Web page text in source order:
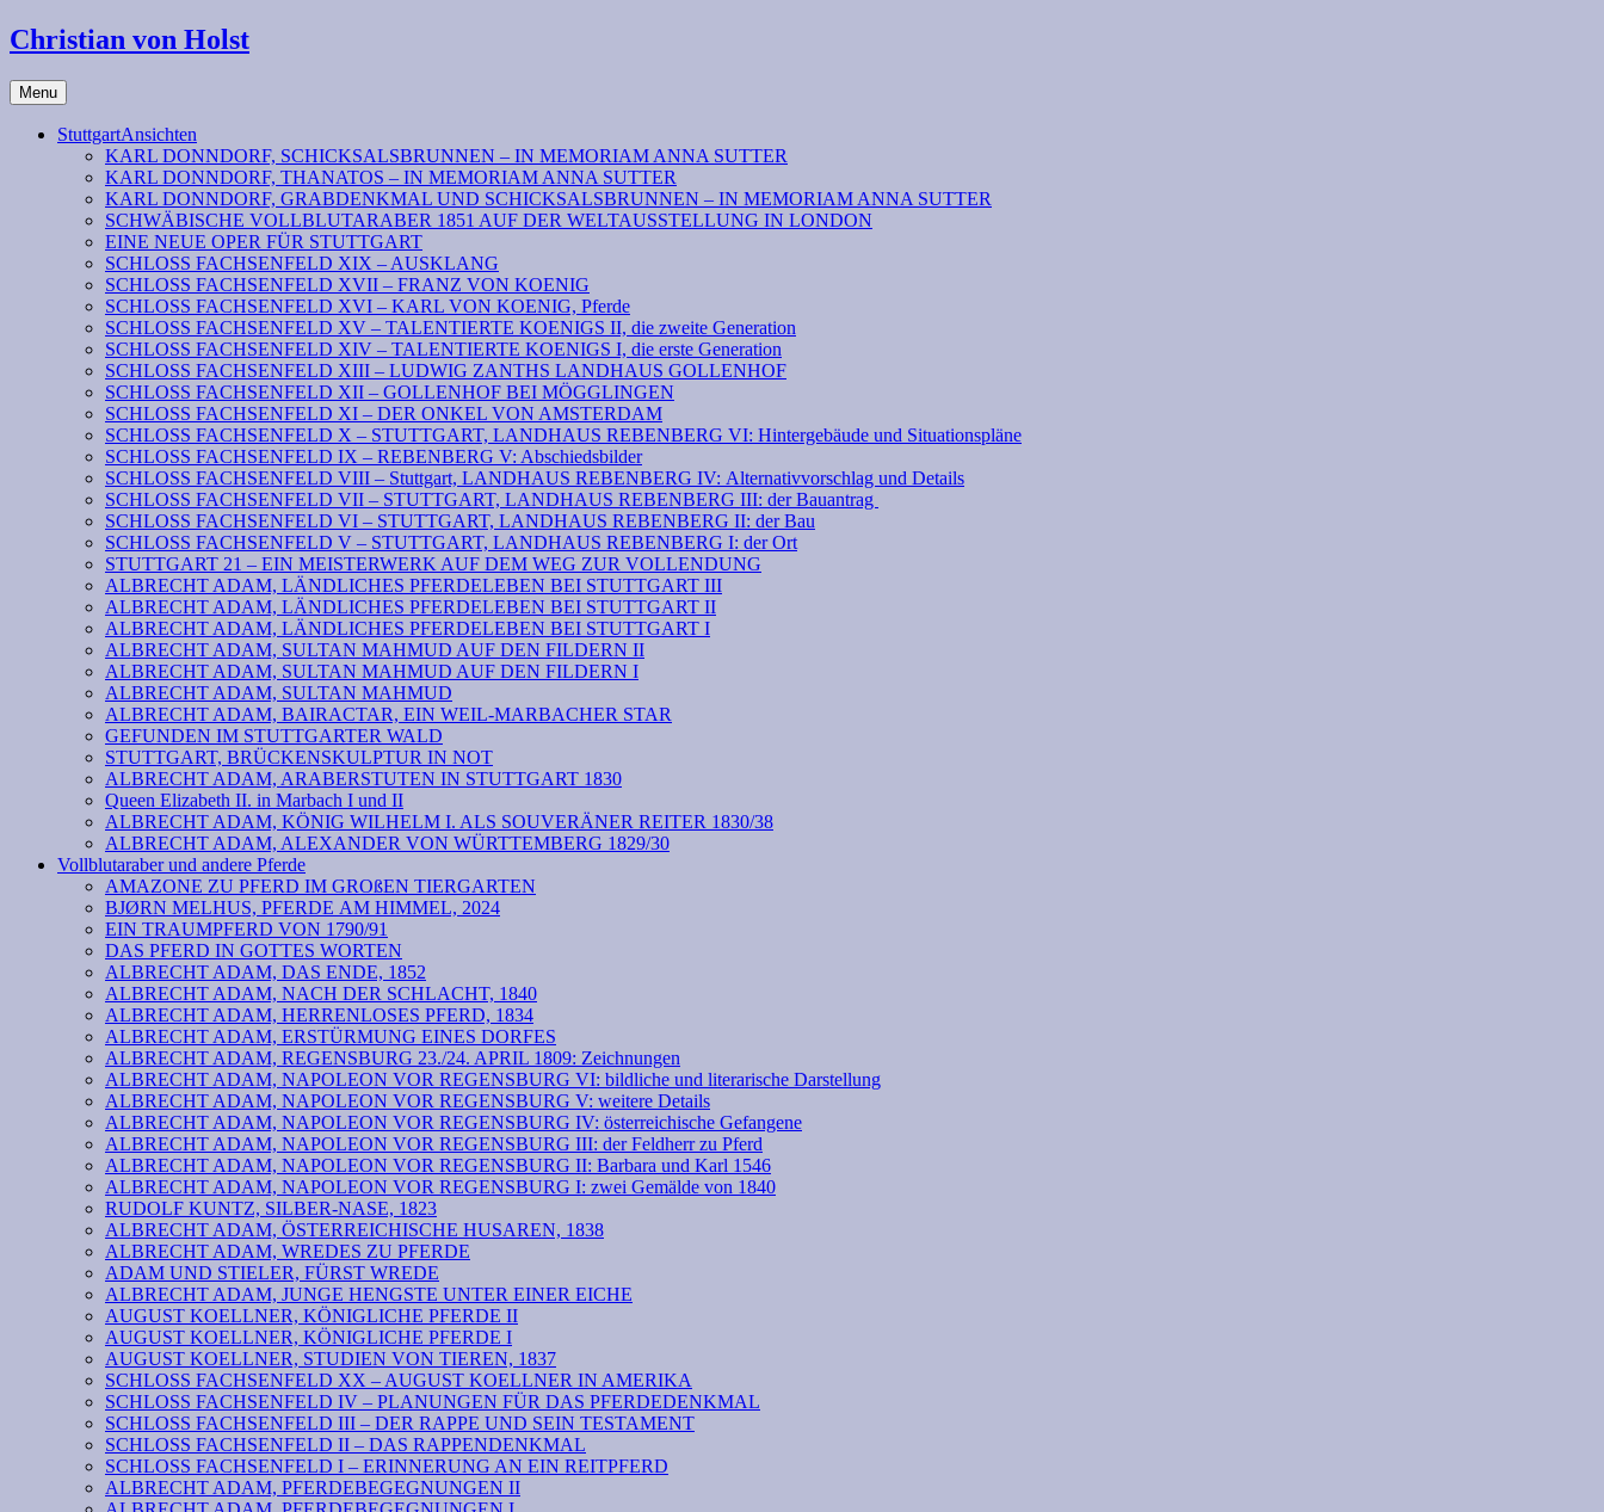
Christian von Holst
Menu
StuttgartAnsichten
KARL DONNDORF, SCHICKSALSBRUNNEN – IN MEMORIAM ANNA SUTTER
KARL DONNDORF, THANATOS – IN MEMORIAM ANNA SUTTER
KARL DONNDORF, GRABDENKMAL UND SCHICKSALSBRUNNEN – IN MEMORIAM ANNA SUTTER
SCHWÄBISCHE VOLLBLUTARABER 1851 AUF DER WELTAUSSTELLUNG IN LONDON
EINE NEUE OPER FÜR STUTTGART
SCHLOSS FACHSENFELD XIX – AUSKLANG
SCHLOSS FACHSENFELD XVII – FRANZ VON KOENIG
SCHLOSS FACHSENFELD XVI – KARL VON KOENIG, Pferde
SCHLOSS FACHSENFELD XV – TALENTIERTE KOENIGS II, die zweite Generation
SCHLOSS FACHSENFELD XIV – TALENTIERTE KOENIGS I, die erste Generation
SCHLOSS FACHSENFELD XIII – LUDWIG ZANTHS LANDHAUS GOLLENHOF
SCHLOSS FACHSENFELD XII – GOLLENHOF BEI MÖGGLINGEN
SCHLOSS FACHSENFELD XI – DER ONKEL VON AMSTERDAM
SCHLOSS FACHSENFELD X – STUTTGART, LANDHAUS REBENBERG VI: Hintergebäude und Situationspläne
SCHLOSS FACHSENFELD IX – REBENBERG V: Abschiedsbilder
SCHLOSS FACHSENFELD VIII – Stuttgart, LANDHAUS REBENBERG IV: Alternativvorschlag und Details
SCHLOSS FACHSENFELD VII – STUTTGART, LANDHAUS REBENBERG III: der Bauantrag
SCHLOSS FACHSENFELD VI – STUTTGART, LANDHAUS REBENBERG II: der Bau
SCHLOSS FACHSENFELD V – STUTTGART, LANDHAUS REBENBERG I: der Ort
STUTTGART 21 – EIN MEISTERWERK AUF DEM WEG ZUR VOLLENDUNG
ALBRECHT ADAM, LÄNDLICHES PFERDELEBEN BEI STUTTGART III
ALBRECHT ADAM, LÄNDLICHES PFERDELEBEN BEI STUTTGART II
ALBRECHT ADAM, LÄNDLICHES PFERDELEBEN BEI STUTTGART I
ALBRECHT ADAM, SULTAN MAHMUD AUF DEN FILDERN II
ALBRECHT ADAM, SULTAN MAHMUD AUF DEN FILDERN I
ALBRECHT ADAM, SULTAN MAHMUD
ALBRECHT ADAM, BAIRACTAR, EIN WEIL-MARBACHER STAR
GEFUNDEN IM STUTTGARTER WALD
STUTTGART, BRÜCKENSKULPTUR IN NOT
ALBRECHT ADAM, ARABERSTUTEN IN STUTTGART 1830
Queen Elizabeth II. in Marbach I und II
ALBRECHT ADAM, KÖNIG WILHELM I. ALS SOUVERÄNER REITER 1830/38
ALBRECHT ADAM, ALEXANDER VON WÜRTTEMBERG 1829/30
Vollblutaraber und andere Pferde
AMAZONE ZU PFERD IM GROßEN TIERGARTEN
BJØRN MELHUS, PFERDE AM HIMMEL, 2024
EIN TRAUMPFERD VON 1790/91
DAS PFERD IN GOTTES WORTEN
ALBRECHT ADAM, DAS ENDE, 1852
ALBRECHT ADAM, NACH DER SCHLACHT, 1840
ALBRECHT ADAM, HERRENLOSES PFERD, 1834
ALBRECHT ADAM, ERSTÜRMUNG EINES DORFES
ALBRECHT ADAM, REGENSBURG 23./24. APRIL 1809: Zeichnungen
ALBRECHT ADAM, NAPOLEON VOR REGENSBURG VI: bildliche und literarische Darstellung
ALBRECHT ADAM, NAPOLEON VOR REGENSBURG V: weitere Details
ALBRECHT ADAM, NAPOLEON VOR REGENSBURG IV: österreichische Gefangene
ALBRECHT ADAM, NAPOLEON VOR REGENSBURG III: der Feldherr zu Pferd
ALBRECHT ADAM, NAPOLEON VOR REGENSBURG II: Barbara und Karl 1546
ALBRECHT ADAM, NAPOLEON VOR REGENSBURG I: zwei Gemälde von 1840
RUDOLF KUNTZ, SILBER-NASE, 1823
ALBRECHT ADAM, ÖSTERREICHISCHE HUSAREN, 1838
ALBRECHT ADAM, WREDES ZU PFERDE
ADAM UND STIELER, FÜRST WREDE
ALBRECHT ADAM, JUNGE HENGSTE UNTER EINER EICHE
AUGUST KOELLNER, KÖNIGLICHE PFERDE II
AUGUST KOELLNER, KÖNIGLICHE PFERDE I
AUGUST KOELLNER, STUDIEN VON TIEREN, 1837
SCHLOSS FACHSENFELD XX – AUGUST KOELLNER IN AMERIKA
SCHLOSS FACHSENFELD IV – PLANUNGEN FÜR DAS PFERDEDENKMAL
SCHLOSS FACHSENFELD III – DER RAPPE UND SEIN TESTAMENT
SCHLOSS FACHSENFELD II – DAS RAPPENDENKMAL
SCHLOSS FACHSENFELD I – ERINNERUNG AN EIN REITPFERD
ALBRECHT ADAM, PFERDEBEGEGNUNGEN II